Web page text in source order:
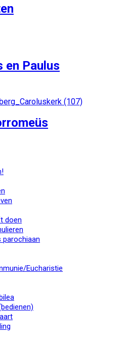
en Paulus
doen
parochiaan
Eucharistie